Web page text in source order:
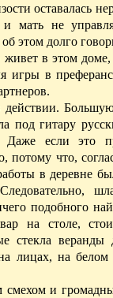
оставалась
и мать не
этом долго
в этом доме,
в
под гитару
если это
потому что,
в деревне
подобного
на столе,
стекла веранды
лицах, на
и